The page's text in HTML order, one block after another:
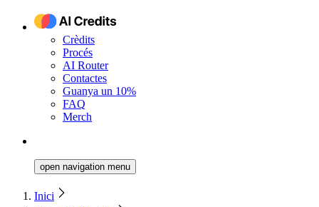
Crèdits
Procés
AI Router
Contactes
Guanya un 10%
FAQ
Merch
open navigation menu
Inici